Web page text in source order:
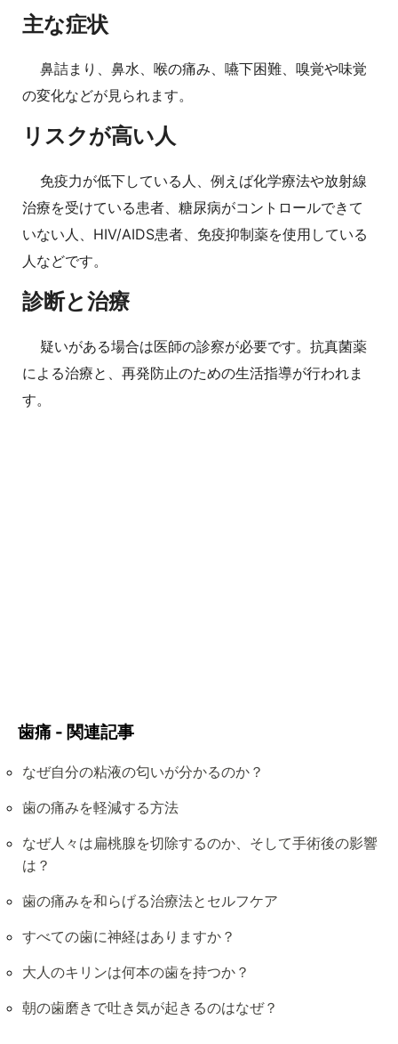
主な症状
鼻詰まり、鼻水、喉の痛み、嚥下困難、嗅覚や味覚
の変化などが見られます。
リスクが高い人
免疫力が低下している人、例えば化学療法や放射線
治療を受けている患者、糖尿病がコントロールできて
いない人、HIV/AIDS患者、免疫抑制薬を使用している
人などです。
診断と治療
疑いがある場合は医師の診察が必要です。抗真菌薬
による治療と、再発防止のための生活指導が行われま
す。
歯痛 - 関連記事
なぜ自分の粘液の匂いが分かるのか？
歯の痛みを軽減する方法
なぜ人々は扁桃腺を切除するのか、そして手術後の影響
は？
歯の痛みを和らげる治療法とセルフケア
すべての歯に神経はありますか？
大人のキリンは何本の歯を持つか？
朝の歯磨きで吐き気が起きるのはなぜ？